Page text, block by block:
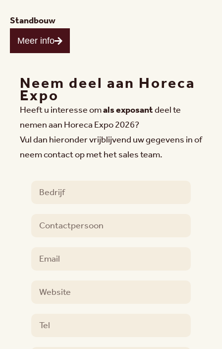
Standbouw
Meer info
Neem deel aan Horeca
Expo
Heeft u interesse omals exposantdeel te
nemen aan Horeca Expo 2026?
Vul dan hieronder vrijblijvend uw gegevens in of
neem contact op met het sales team.